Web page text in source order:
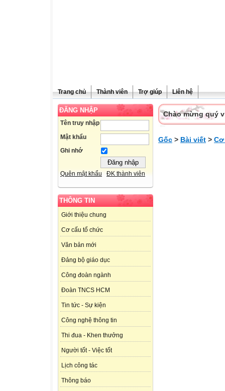
Trang chủ Thành viên Trợ giúp Liên hệ
ĐĂNG NHẬP
Tên truy nhập
Mật khẩu
Ghi nhớ
Quên mật khẩu ĐK thành viên
THÔNG TIN
Giới thiệu chung
Cơ cấu tổ chức
Văn bản mới
Đảng bộ giáo dục
Công đoàn ngành
Đoàn TNCS HCM
Tin tức - Sự kiện
Công nghệ thông tin
Thi đua - Khen thưởng
Người tốt - Việc tốt
Lịch công tác
Thông báo
Chào mừng quý
Gốc > Bài viết >